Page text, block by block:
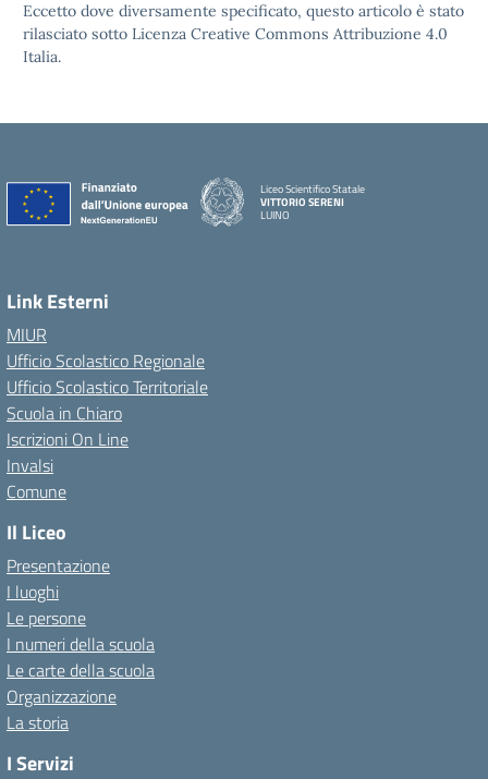
Eccetto dove diversamente specificato, questo articolo è stato
rilasciato sotto Licenza Creative Commons Attribuzione 4.0
Italia.
Liceo Scientifico Statale
VITTORIO SERENI
LUINO
Link Esterni
MIUR
Ufficio Scolastico Regionale
Ufficio Scolastico Territoriale
Scuola in Chiaro
Iscrizioni On Line
Invalsi
Comune
Il Liceo
Presentazione
I luoghi
Le persone
I numeri della scuola
Le carte della scuola
Organizzazione
La storia
I Servizi